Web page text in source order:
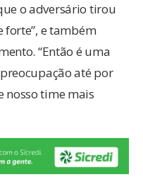
o adversário tirou
forte”, e também
“Então é uma
até por
nosso time mais